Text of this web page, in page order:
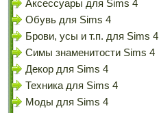
Аксессуары для Sims 4
Обувь для Sims 4
Брови, усы и т.п. для Sims 4
Симы знаменитости Sims 4
Декор для Sims 4
Техника для Sims 4
Моды для Sims 4